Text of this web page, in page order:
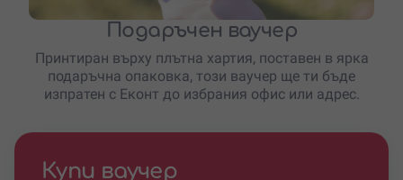
Подаръчен ваучер
Принтиран върху плътна хартия, поставен в ярка
подаръчна опаковка, този ваучер ще ти бъде
изпратен с Еконт до избрания офис или адрес.
Купи ваучер